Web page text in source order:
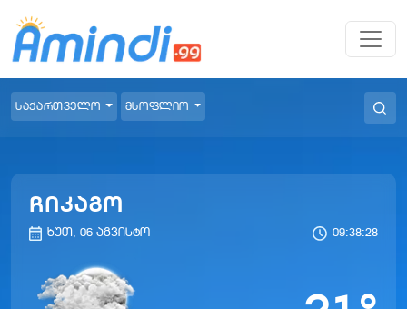
საქართველო მსოფლიო
ჩიკაგო
ხუთ, 06 აგვისტო 09:38:28